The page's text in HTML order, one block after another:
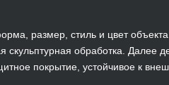
размер, стиль и цвет
скульптурная обработка. Далее
покрытие, устойчивое к